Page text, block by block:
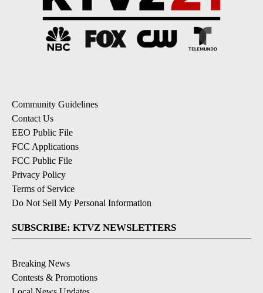
Community Guidelines
Contact Us
EEO Public File
FCC Applications
FCC Public File
Privacy Policy
Terms of Service
Do Not Sell My Personal Information
SUBSCRIBE: KTVZ NEWSLETTERS
Breaking News
Contests & Promotions